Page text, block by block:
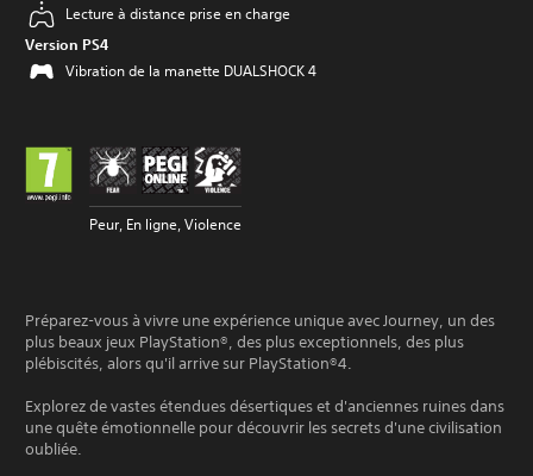
Lecture à distance prise en charge
Version PS4
Vibration de la manette DUALSHOCK 4
Peur, En ligne, Violence
Préparez-vous à vivre une expérience unique avec Journey, un des
plus beaux jeux PlayStation®, des plus exceptionnels, des plus
plébiscités, alors qu'il arrive sur PlayStation®4.
Explorez de vastes étendues désertiques et d'anciennes ruines dans
une quête émotionnelle pour découvrir les secrets d'une civilisation
oubliée.